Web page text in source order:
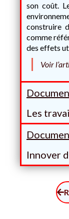
son coût.
construire
comme
des effets
Voir
Les
Innover